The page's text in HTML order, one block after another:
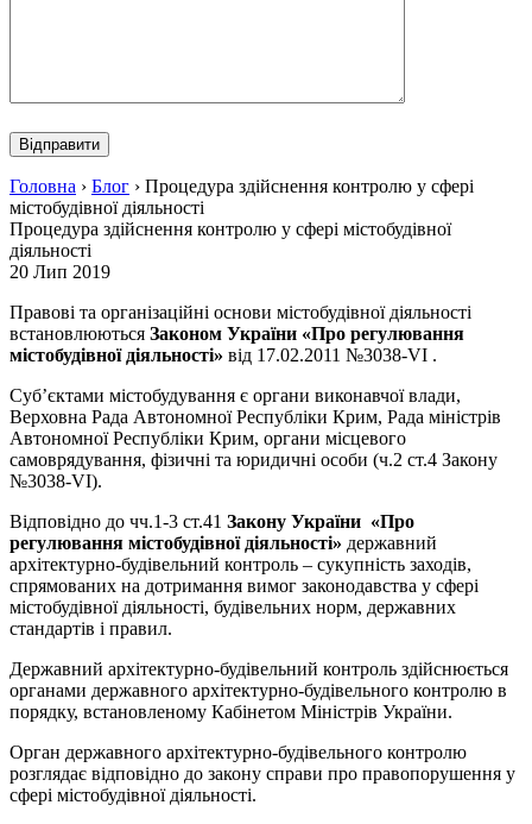
leave
this
field
empty.
Головна › Блог › Процедура здійснення контролю у сфері
містобудівної діяльності
Процедура здійснення контролю у сфері містобудівної
діяльності
20 Лип 2019
Правові та організаційні основи містобудівної діяльності
встановлюються Законом України «Про регулювання
містобудівної діяльності» від 17.02.2011 №3038-VI .
Суб’єктами містобудування є органи виконавчої влади,
Верховна Рада Автономної Республіки Крим, Рада міністрів
Автономної Республіки Крим, органи місцевого
самоврядування, фізичні та юридичні особи (ч.2 ст.4 Закону
№3038-VI).
Відповідно до чч.1-3 ст.41 Закону України «Про
регулювання містобудівної діяльності» державний
архітектурно-будівельний контроль – сукупність заходів,
спрямованих на дотримання вимог законодавства у сфері
містобудівної діяльності, будівельних норм, державних
стандартів і правил.
Державний архітектурно-будівельний контроль здійснюється
органами державного архітектурно-будівельного контролю в
порядку, встановленому Кабінетом Міністрів України.
Орган державного архітектурно-будівельного контролю
розглядає відповідно до закону справи про правопорушення у
сфері містобудівної діяльності.